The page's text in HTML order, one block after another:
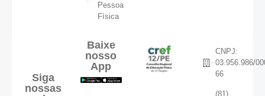
Pessoa
Física
Siga
nossas
Baixe
nosso
App
CNPJ:
03.956.986/
66
(81)